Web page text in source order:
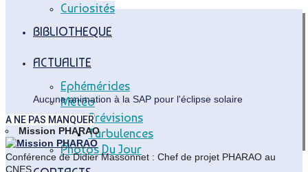
Curiosités
BIBLIOTHEQUE
ACTUALITE
Ephémérides
Météo
Prévisions
Turbulences
Photos Du Jour
Aucune animation à la SAP pour l'éclipse solaire
A NE PAS MANQUER
Mission PHARAO
Conférence de Didier Massonnet : Chef de projet PHARAO au
CNES